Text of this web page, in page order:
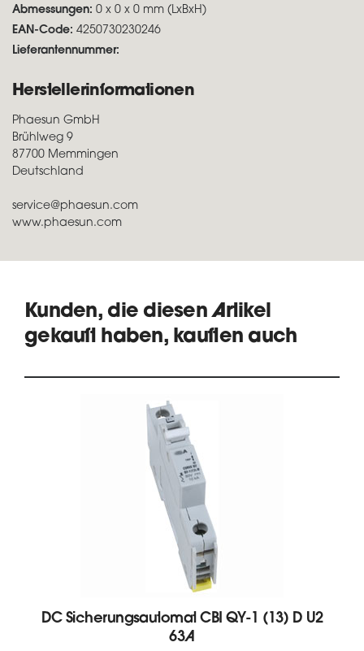
Abmessungen: 0 x 0 x 0 mm (LxBxH)
EAN-Code: 4250730230246
Lieferantennummer:
Herstellerinformationen
Phaesun GmbH
Brühlweg 9
87700 Memmingen
Deutschland
service@phaesun.com
www.phaesun.com
Kunden, die diesen Artikel
gekauft haben, kauften auch
DC Sicherungsautomat CBI QY-1 (13) D U2
63A